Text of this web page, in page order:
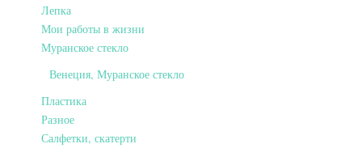
Лепка
Мои работы в жизни
Муранское стекло
Венеция, Муранское стекло
Пластика
Разное
Салфетки, скатерти